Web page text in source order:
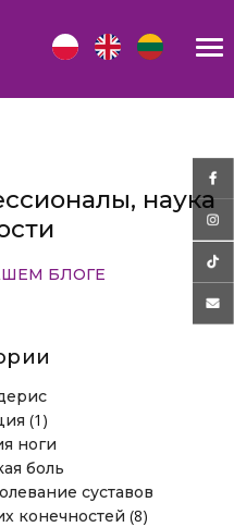
наука
БЛОГЕ
(1)
ноги
боль
суставов
конечностей (8)